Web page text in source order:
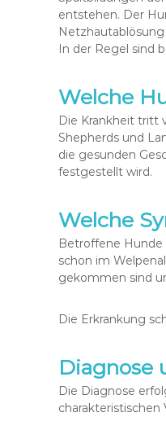
entstehen. Der
In der Regel sind
Welche
Die Krankheit tritt
Shepherds und
die gesunden
festgestellt wird.
Welche
Betroffene Hunde
schon im
gekommen sind
Die Erkrankung
Diagnose
Die Diagnose